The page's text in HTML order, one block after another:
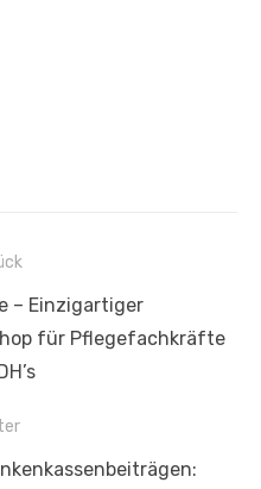
– Einzigartiger
für Pflegefachkräfte